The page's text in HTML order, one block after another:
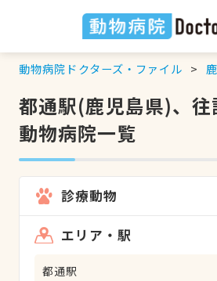
動物病院ドクターズ・ファイル
都通駅(鹿児島県)、往
動物病院一覧
診療動物
エリア・駅
都通駅